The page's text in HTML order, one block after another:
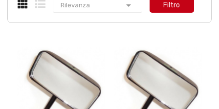
Rilevanza  Filtro